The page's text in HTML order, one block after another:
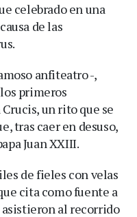
celebrado en una
de las
anfiteatro -,
primeros
un rito que se
tras caer en desuso,
Juan XXIII.
de fieles con velas
cita como fuente a
asistieron al recorrido